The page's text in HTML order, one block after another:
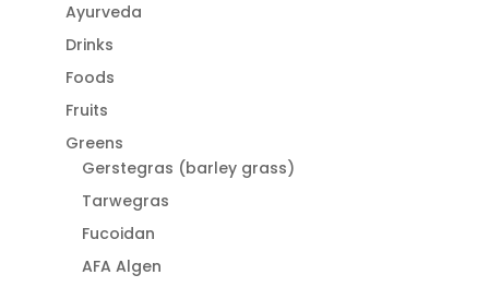
Ayurveda
Drinks
Foods
Fruits
Greens
Gerstegras (barley grass)
Tarwegras
Fucoidan
AFA Algen